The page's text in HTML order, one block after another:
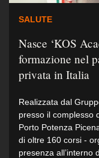
SALUTE
Nasce ‘KOS
formazione nel
privata in Italia
Realizzata dal
presso il complesso
Porto Potenza
di oltre 160 corsi -
presenza all’interno